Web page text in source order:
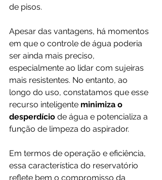
de pisos.
Apesar das vantagens, há momentos
em que o controle de água poderia
ser ainda mais preciso,
especialmente ao lidar com sujeiras
mais resistentes. No entanto, ao
longo do uso, constatamos que esse
recurso inteligente minimiza o
desperdício de água e potencializa a
função de limpeza do aspirador.
Em termos de operação e eficiência,
essa característica do reservatório
reflete bem o compromisso da